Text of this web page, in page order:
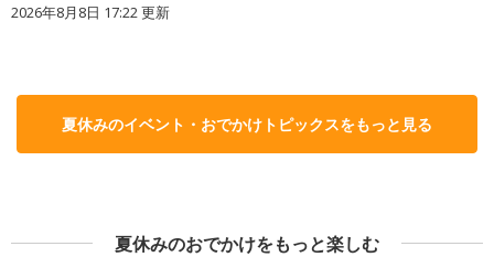
2026年8月8日 17:22 更新
夏休みのイベント・おでかけトピックスをもっと見る
夏休みのおでかけをもっと楽しむ